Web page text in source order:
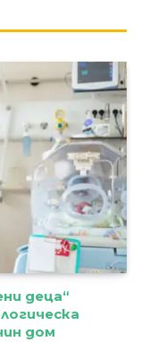
деца“
дом